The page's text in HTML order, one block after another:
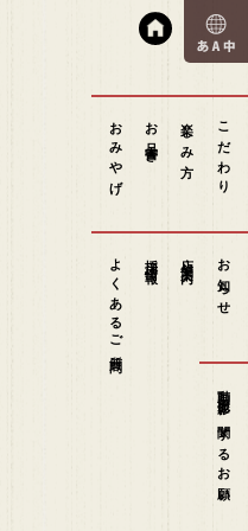
こだわり
楽しみ方
お品書き
おみやげ
お知らせ
店舗案内
採用情報
よくあるご質問
動画撮影に関するお願い